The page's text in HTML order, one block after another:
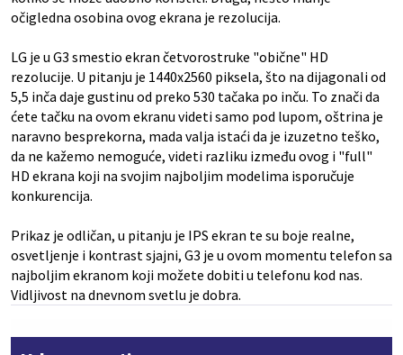
očigledna osobina ovog ekrana je rezolucija.
LG je u G3 smestio ekran četvorostruke "obične" HD
rezolucije. U pitanju je 1440x2560 piksela, što na dijagonali od
5,5 inča daje gustinu od preko 530 tačaka po inču. To znači da
ćete tačku na ovom ekranu videti samo pod lupom, oštrina je
naravno besprekorna, mada valja istaći da je izuzetno teško,
da ne kažemo nemoguće, videti razliku između ovog i "full"
HD ekrana koji na svojim najboljim modelima isporučuje
konkurencija.
Prikaz je odličan, u pitanju je IPS ekran te su boje realne,
osvetljenje i kontrast sjajni, G3 je u ovom momentu telefon sa
najboljim ekranom koji možete dobiti u telefonu kod nas.
Vidljivost na dnevnom svetlu je dobra.